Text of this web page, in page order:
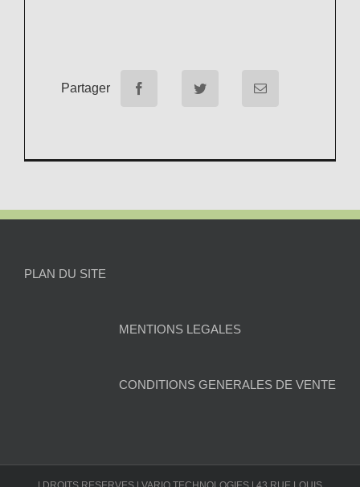
Partager
PLAN DU SITE
MENTIONS LEGALES
CONDITIONS GENERALES DE VENTE